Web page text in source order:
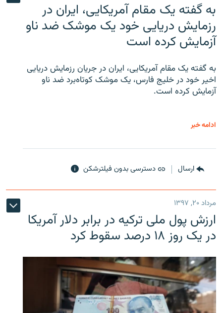
به گفته یک مقام آمریکایی، ایران در
رزمایش دریایی خود یک موشک ضد ناو
آزمایش کرده است
به گفته یک مقام آمریکایی، ایران در جریان رزمایش دریایی
اخیر خود در خلیج فارس، یک موشک کوتاه‌برد ضد ناو
آزمایش کرده است.
ادامه خبر
ارسال دسترسی بدون فیلترشکن
مرداد ۲۰, ۱۳۹۷
ارزش پول ملی ترکیه در برابر دلار آمریکا
در یک روز ۱۸ درصد سقوط کرد